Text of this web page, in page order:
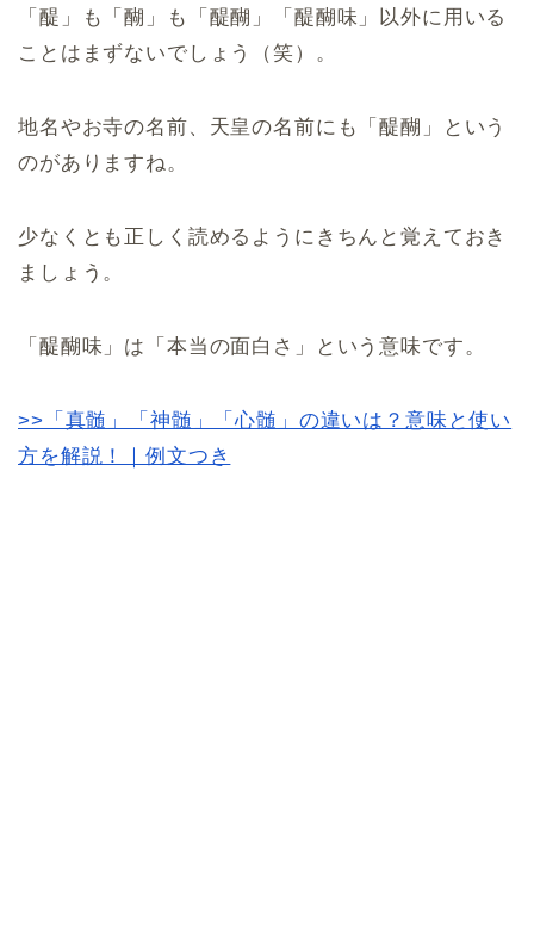
「醍」も「醐」も「醍醐」「醍醐味」以外に用いる
ことはまずないでしょう（笑）。
地名やお寺の名前、天皇の名前にも「醍醐」という
のがありますね。
少なくとも正しく読めるようにきちんと覚えておき
ましょう。
「醍醐味」は「本当の面白さ」という意味です。
>>「真髄」「神髄」「心髄」の違いは？意味と使い
方を解説！｜例文つき